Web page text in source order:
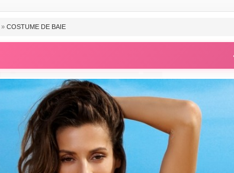
» COSTUME DE BAIE